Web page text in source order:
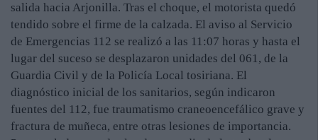
salida hacia Arjonilla. Tras el choque, el motorista quedó
tendido sobre el firme de la calzada. El aviso al Servicio
de Emergencias 112 se realizó a las 11:07 horas y hasta el
lugar del suceso se desplazaron unidades del 061, de la
Guardia Civil y de la Policía Local tosiriana. El
diagnóstico inicial de los sanitarios, según indicaron
fuentes del 112, fue traumatismo craneoencefálico grave y
fractura de muñeca, entre otras lesiones de importancia.